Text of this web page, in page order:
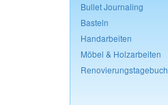
Bullet Journaling
Basteln
Handarbeiten
Möbel & Holzarbeiten
Renovierungstagebuch